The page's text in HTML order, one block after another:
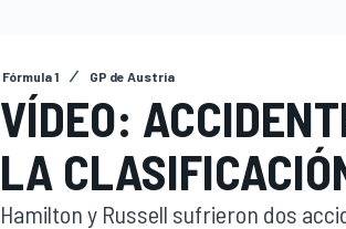
Fórmula 1 GP de Austria
VÍDEO:
LA
Hamilton y Russell sufrieron dos